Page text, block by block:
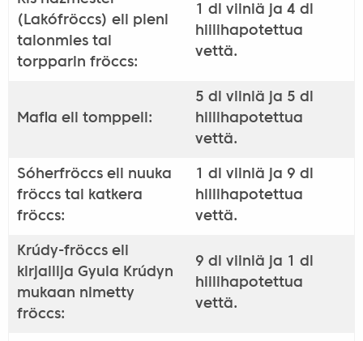
(Lakófröccs) eli pieni
talonmies tai
torpparin fröccs:
1 dl viiniä ja 4 dl
hiilihapotettua
vettä.
Mafla eli tomppeli:
5 dl viiniä ja 5 dl
hiilihapotettua
vettä.
Sóherfröccs eli nuuka
fröccs tai katkera
fröccs:
1 dl viiniä ja 9 dl
hiilihapotettua
vettä.
Krúdy-fröccs eli
kirjailija Gyula Krúdyn
mukaan nimetty
fröccs:
9 dl viiniä ja 1 dl
hiilihapotettua
vettä.